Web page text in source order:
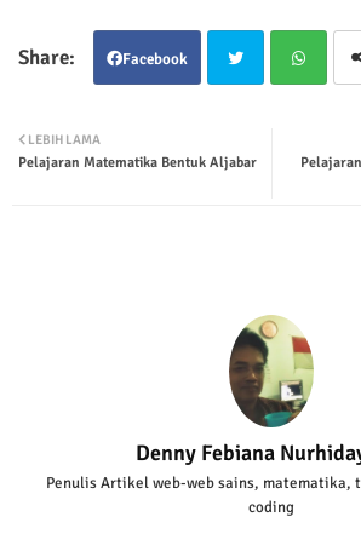
Facebook
ter tsap
LEBIH LAMA
Pelajaran Matematika Bentuk Aljabar
Denny Febiana
Penulis Artikel web-web sains, matematika,
coding